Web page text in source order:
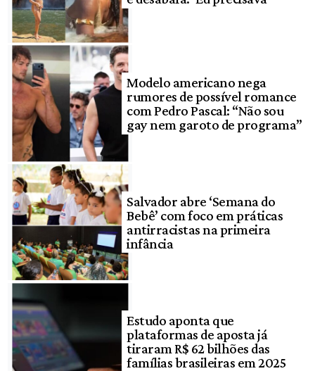
Modelo americano nega
rumores de possível romance
com Pedro Pascal: “Não sou
gay nem garoto de programa”
Salvador abre ‘Semana do
Bebê’ com foco em práticas
antirracistas na primeira
infância
Estudo aponta que
plataformas de aposta já
tiraram R$ 62 bilhões das
famílias brasileiras em 2025